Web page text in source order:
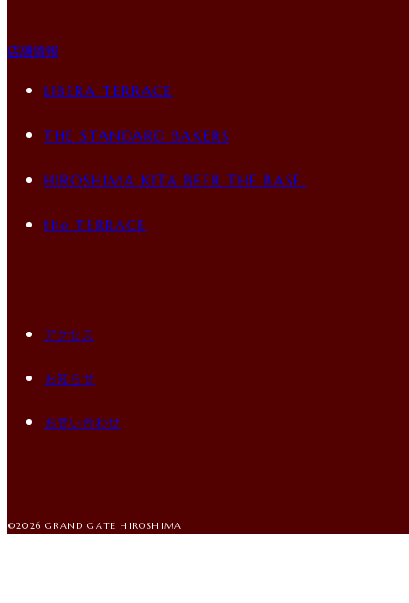
店舗情報
LIBERA TERRACE
THE STANDARD BAKERS
HIROSHIMA KITA BEER THE BASE.
the TERRACE
アクセス
お知らせ
お問い合わせ
©2026 GRAND GATE HIROSHIMA